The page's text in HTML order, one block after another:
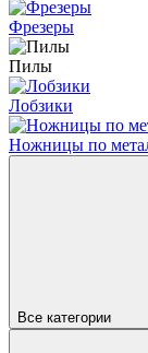
Фрезеры
Пилы
Лобзики
Ножницы по
Все категории